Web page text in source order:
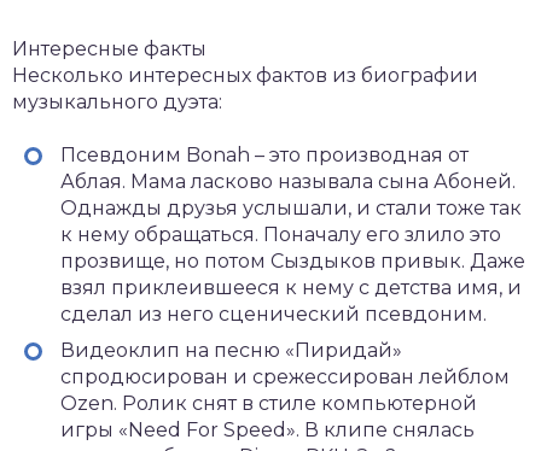
Интересные факты
Несколько интересных фактов из биографии
музыкального дуэта:
Псевдоним Bonah – это производная от
Аблая. Мама ласково называла сына Абоней.
Однажды друзья услышали, и стали тоже так
к нему обращаться. Поначалу его злило это
прозвище, но потом Сыздыков привык. Даже
взял приклеившееся к нему с детства имя, и
сделал из него сценический псевдоним.
Видеоклип на песню «Пиридай»
спродюсирован и срежессирован лейблом
Ozen. Ролик снят в стиле компьютерной
игры «Need For Speed». В клипе снялась